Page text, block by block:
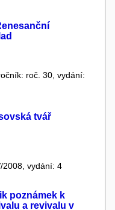
roč. 30, vydání:
tvář
2008, vydání: 4
poznámek k
a revivalu v